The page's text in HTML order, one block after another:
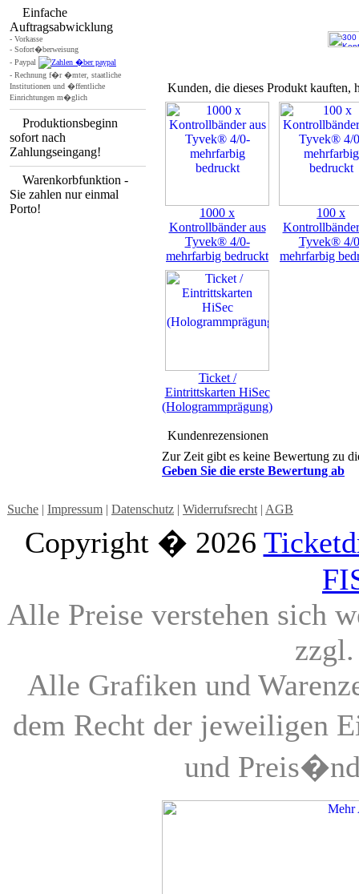
Einfache
Auftragsabwicklung
- Vorkasse
- Sofort�berweisung
- Paypal
- Rechnung f�r �mter, staatliche
Institutionen und �ffentliche
Einrichtungen m�glich
Produktionsbeginn
sofort nach
Zahlungseingang!
Warenkorbfunktion -
Sie zahlen nur einmal
Porto!
Kunden, die dieses Produkt kauften,
1000 x
Kontrollbänder aus
Tyvek® 4/0-
mehrfarbig bedruckt
100 x
Tyvek® 4/
mehrfarbig
Ticket /
Eintrittskarten HiSec
(Hologrammprägung)
Kundenrezensionen
Zur Zeit gibt es keine Bewertung zu
Geben Sie die erste Bewertung ab
Suche | Impressum | Datenschutz | Widerrufsrecht | AGB
Copyright � 2026
Alle Preise verstehen sich
Alle Grafiken und
dem Recht der
und